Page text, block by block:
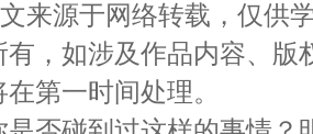
来源于网络转载，仅供
，如涉及作品内容、版
第一时间处理。